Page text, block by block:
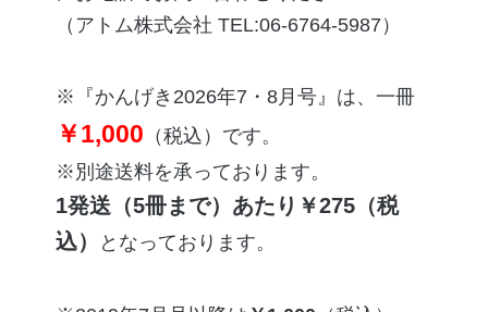
（アトム株式会社 TEL:06-6764-5987）
※『かんげき2026年7・8月号』は、一冊
￥1,000 （税込）です。
※別途送料を承っております。
1発送（5冊まで）あたり￥275（税
込）
となっております。